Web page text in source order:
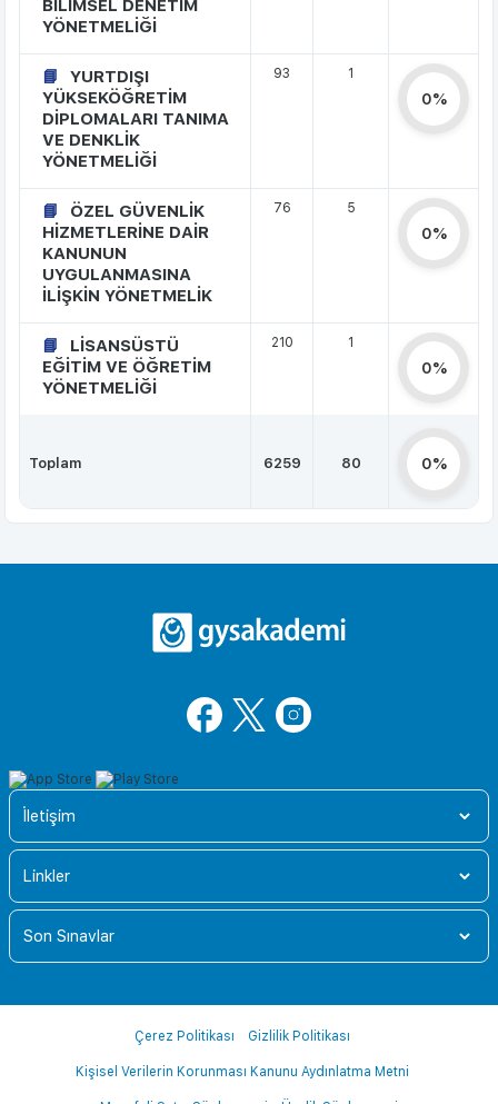
BİLİMSEL DENETİM
YÖNETMELİĞİ
YURTDIŞI
YÜKSEKÖĞRETİM
DİPLOMALARI TANIMA
VE DENKLİK
YÖNETMELİĞİ
93 1
0%
ÖZEL GÜVENLİK
HİZMETLERİNE DAİR
KANUNUN
UYGULANMASINA
İLİŞKİN YÖNETMELİK
76 5
0%
LİSANSÜSTÜ
EĞİTİM VE ÖĞRETİM
YÖNETMELİĞİ
210 1
0%
Toplam 6259 80 0%
İletişim
Linkler
Son Sınavlar
Çerez Politikası Gizlilik Politikası
Kişisel Verilerin Korunması Kanunu Aydınlatma Metni